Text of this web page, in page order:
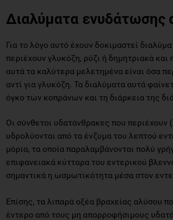
Διαλύματα ενυδάτωσης
Για το λόγο αυτό έχουν δοκιμαστεί
περιέχουν γλυκόζη, ρύζι ή δημητριακά
αυτά τα καλύτερα μελετημένα είναι όσα
αντί για γλυκόζη. Τα διαλύματα αυτά
όγκο των κοπράνων και τη διάρκεια της
Οι σύνθετοι υδατάνθρακες που περιέχουν
υδρολύονται από τα ένζυμα του λεπτού
μόρια, τα οποία παραλαμβάνονται πολύ
επιφανειακά κύτταρα του εντερικού
σημαντικά η ωσμωτικότητα μέσα στον
Επίσης, τα λιπαρά οξέα βραχείας αλύσου
έντερο από τους μη απορροφήσιμους